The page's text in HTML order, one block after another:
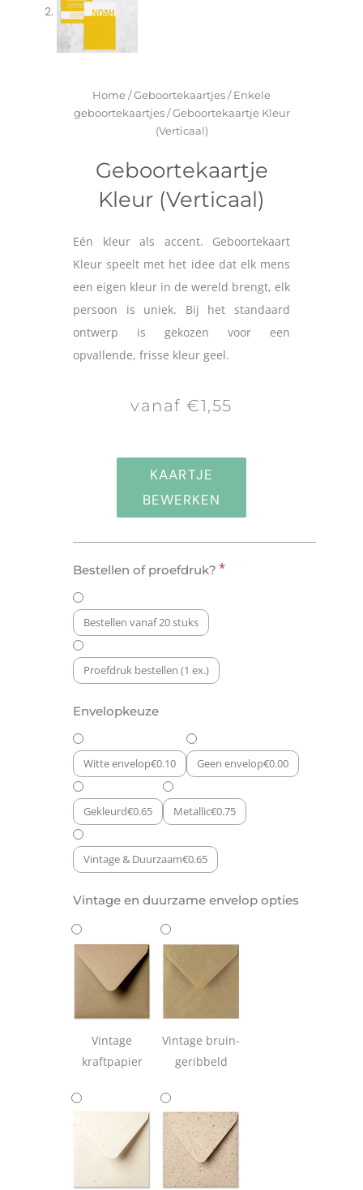
Home/Geboortekaartjes/Enkele
geboortekaartjes/ Geboortekaartje Kleur
(Verticaal)
Geboortekaartje
Kleur (Verticaal)
Eén kleur als accent. Geboortekaart
Kleur speelt met het idee dat elk mens
een eigen kleur in de wereld brengt, elk
persoon is uniek. Bij het standaard
ontwerp is gekozen voor een
opvallende, frisse kleur geel.
vanaf €1,55
KAARTJE
BEWERKEN
Bestellen of proefdruk? *
Bestellen vanaf 20 stuks
Proefdruk bestellen (1 ex.)
Envelopkeuze
Witte envelop€0.10 Geen envelop€0.00
Gekleurd€0.65 Metallic€0.75
Vintage & Duurzaam€0.65
Vintage en duurzame envelop opties
Vintage
kraftpapier
Vintage bruin-
geribbeld
Kleur
(Verticaal)
aantal